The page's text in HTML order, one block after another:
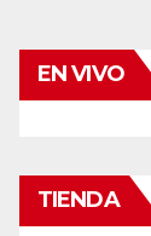
EN VIVO
TIENDA